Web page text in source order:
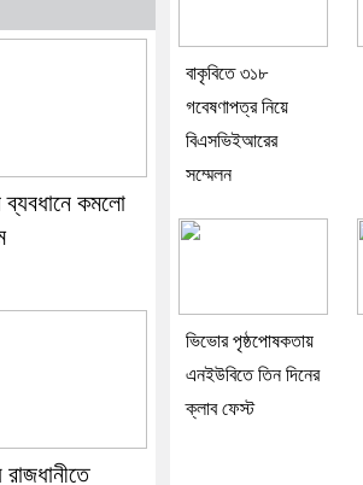
ব্যবধানে কমলো
বাকৃবিতে ৩১৮
গবেষণাপত্র নিয়ে
বিএসভিইআরের
সম্মেলন
ভিভোর পৃষ্ঠপোষকতায়
এনইউবিতে তিন দিনের
ক্লাব ফেস্ট